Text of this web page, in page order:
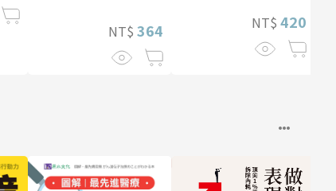
NT$ 364 NT$ 420